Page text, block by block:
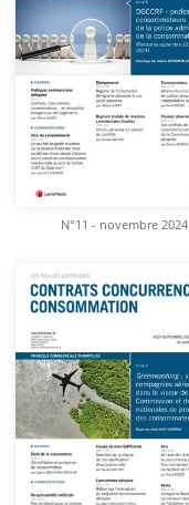
N°11 - novembre 2024